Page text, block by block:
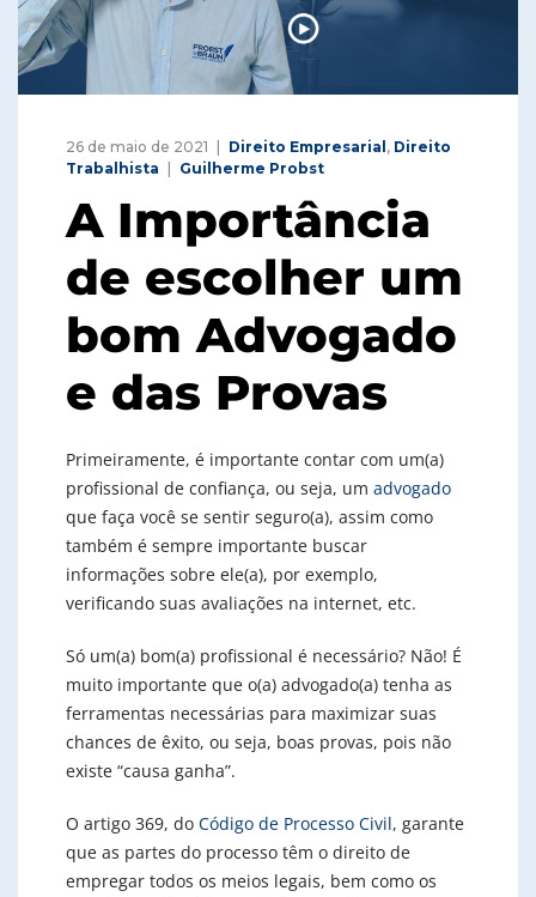
26 de maio de 2021 Direito Empresarial , Direito
Trabalhista
Guilherme Probst
A Importância
de escolher um
bom Advogado
e das Provas
Primeiramente, é importante contar com um(a)
profissional de confiança, ou seja, um advogado
que faça você se sentir seguro(a), assim como
também é sempre importante buscar
informações sobre ele(a), por exemplo,
verificando suas avaliações na internet, etc.
Só um(a) bom(a) profissional é necessário? Não! É
muito importante que o(a) advogado(a) tenha as
ferramentas necessárias para maximizar suas
chances de êxito, ou seja, boas provas, pois não
existe “causa ganha”.
O artigo 369, do Código de Processo Civil, garante
que as partes do processo têm o direito de
empregar todos os meios legais, bem como os